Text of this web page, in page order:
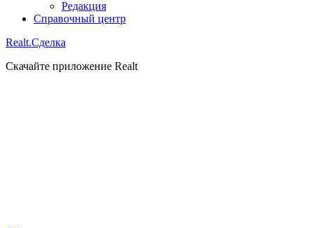
Редакция
Справочный центр
Realt.Сделка
Скачайте приложение Realt